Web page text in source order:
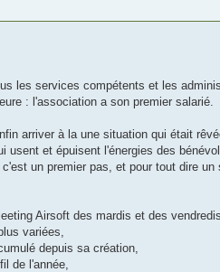
les services compétents et les
: l'association a son premier salarié.
arriver à la une situation qui était
et épuisent l'énergies des
un premier pas, et pour tout dire un
Airsoft des mardis et des vendredis,
variées,
depuis sa création,
de l'année,